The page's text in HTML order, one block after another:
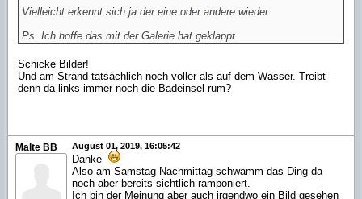
Vielleicht erkennt sich ja der eine oder andere wieder
Ps. Ich hoffe das mit der Galerie hat geklappt.
Schicke Bilder!
Und am Strand tatsächlich noch voller als auf dem Wasser. Treibt
denn da links immer noch die Badeinsel rum?
Malte BB August 01, 2019, 16:05:42
Danke
Also am Samstag Nachmittag schwamm das Ding da
noch aber bereits sichtlich ramponiert.
Ich bin der Meinung aber auch irgendwo ein Bild gesehen